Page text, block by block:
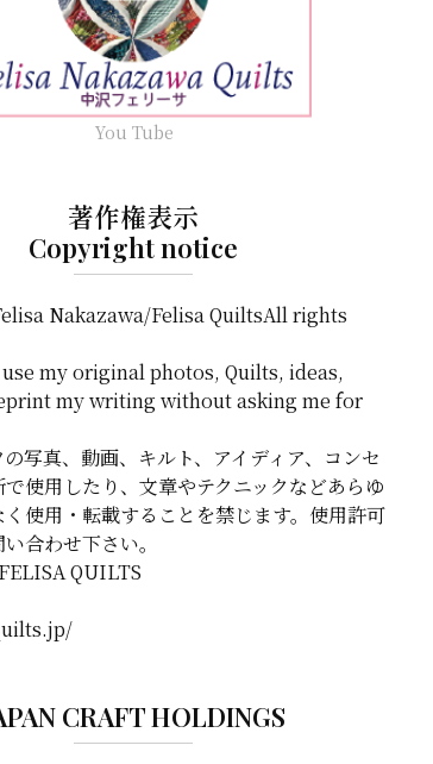
You Tube
著作権表示
Copyright notice
Nakazawa/Felisa QuiltsAll rights
my original photos, Quilts, ideas,
my writing without asking me for
写真、動画、キルト、アイディア、コンセ
使用したり、文章やテクニックなどあらゆ
使用・転載することを禁じます。使用許可
合わせ下さい。
QUILTS
CRAFT HOLDINGS